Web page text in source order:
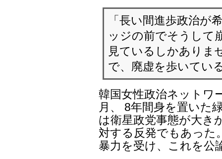
「長い間進歩政治が
ッジの前でそうして
見ているしかありま
で、廃虚を歩いてい
韓国女性政治ネットワ
月、 8年間身を置いた
は衛星政党事態が大き
対する反発でもあった
暴力を受け、これを公